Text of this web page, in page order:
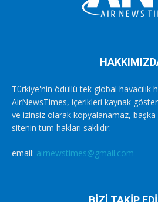
Türkiye'nin ödüllü tek global havacılık
AirNewsTimes, içerikleri kaynak
ve izinsiz olarak kopyalanamaz, başka
sitenin tüm hakları saklıdır.
email: airnewstimes@gmail.com